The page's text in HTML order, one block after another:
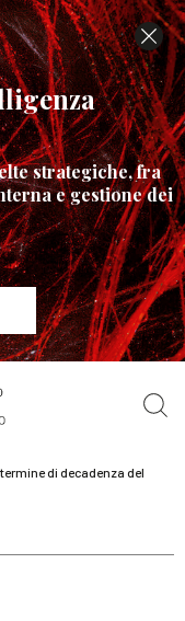
strategiche, fra
e gestione dei
di decadenza del